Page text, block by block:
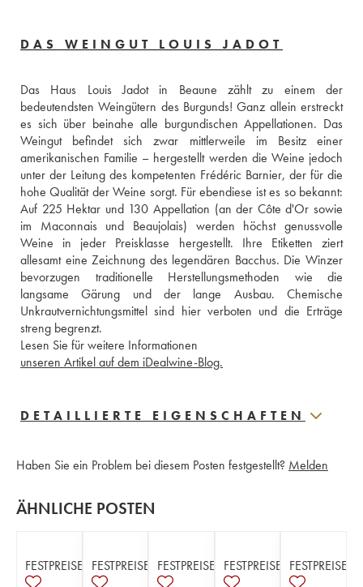
DAS WEINGUT LOUIS JADOT
Das Haus Louis Jadot in Beaune zählt zu einem der
bedeutendsten Weingütern des Burgunds! Ganz allein erstreckt
es sich über beinahe alle burgundischen Appellationen. Das
Weingut befindet sich zwar mittlerweile im Besitz einer
amerikanischen Familie – hergestellt werden die Weine jedoch
unter der Leitung des kompetenten Frédéric Barnier, der für die
hohe Qualität der Weine sorgt. Für ebendiese ist es so bekannt:
Auf 225 Hektar und 130 Appellation (an der Côte d'Or sowie
im Maconnais und Beaujolais) werden höchst genussvolle
Weine in jeder Preisklasse hergestellt. Ihre Etiketten ziert
allesamt eine Zeichnung des legendären Bacchus. Die Winzer
bevorzugen traditionelle Herstellungsmethoden wie die
langsame Gärung und der lange Ausbau. Chemische
Unkrautvernichtungsmittel sind hier verboten und die Erträge
streng begrenzt.
Lesen Sie für weitere Informationen
unseren Artikel auf dem iDealwine-Blog.
DETAILLIERTE EIGENSCHAFTEN
Haben Sie ein Problem bei diesem Posten festgestellt? Melden
ÄHNLICHE POSTEN
FESTPREISE FESTPREISE FESTPREISE FESTPREISE FESTPREISE